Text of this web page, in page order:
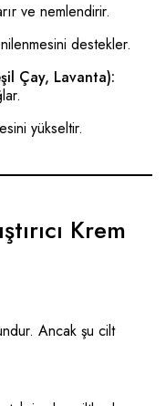
ve nemlendirir.
destekler.
Çay, Lavanta):
yükseltir.
Krem
Ancak şu cilt